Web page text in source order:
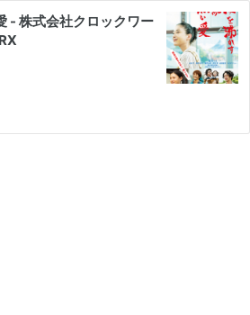
- 株式会社クロックワー